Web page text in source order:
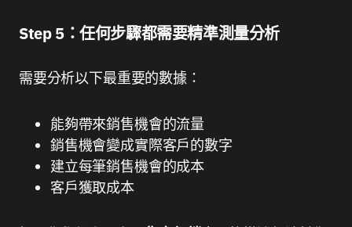
Step 5：任何步驟都需要精準測量分析
需要分析以下最重要的數據：
能夠帶來銷售機會的流量
銷售機會變成實際客戶的數字
建立每筆銷售機會的成本
客戶獲取成本